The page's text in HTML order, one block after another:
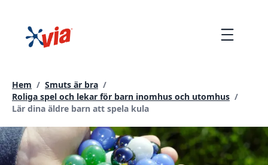
innehållet
Hem / Smuts är bra /
Roliga spel och lekar för barn inomhus och utomhus /
Current page:
Lär dina äldre barn att spela kula